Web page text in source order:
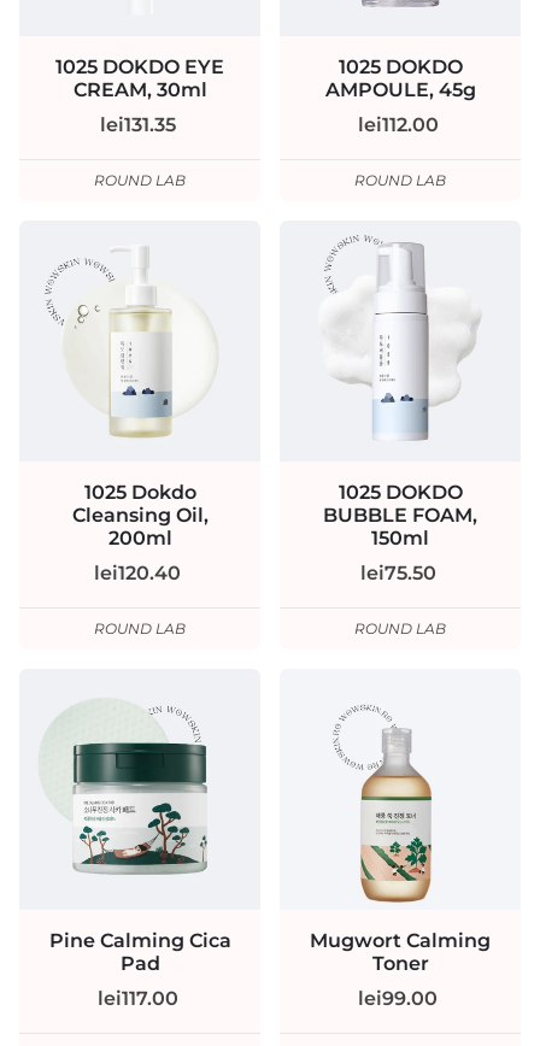
1025 DOKDO EYE
CREAM, 30ml
lei131.35
ROUND LAB
1025 DOKDO
AMPOULE, 45g
lei112.00
ROUND LAB
1025 Dokdo
Cleansing Oil,
200ml
lei120.40
ROUND LAB
1025 DOKDO
BUBBLE FOAM,
150ml
lei75.50
ROUND LAB
Pine Calming Cica
Pad
lei117.00
Mugwort Calming
Toner
lei99.00